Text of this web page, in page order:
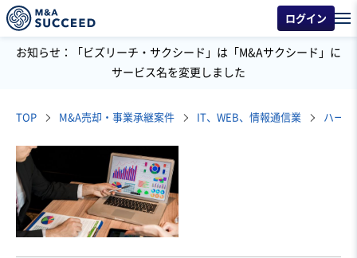
ログイン
お知らせ：「ビズリーチ・サクシード」は「M&Aサクシード」に
サービス名を変更しました
TOP M&A売却・事業承継案件 IT、WEB、情報通信業 ハー